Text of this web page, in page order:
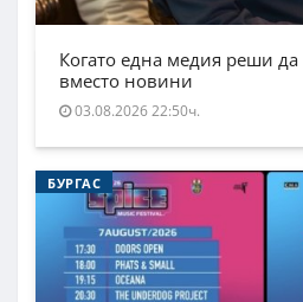
Когато една медия реши
вместо новини
03.08.2026 22:50ч.
БУРГАС